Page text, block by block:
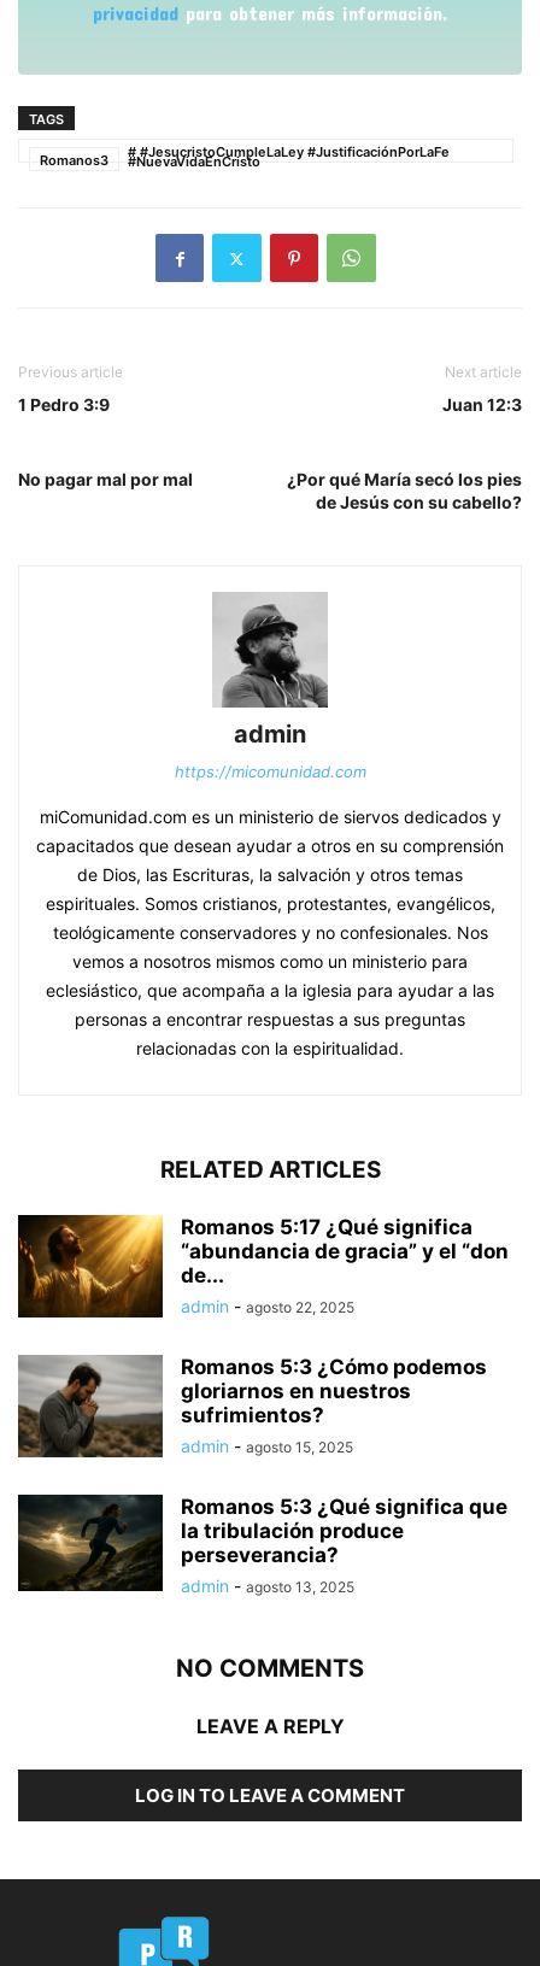
privacidad para obtener más información.
TAGS
#
Romanos3 #JesucristoCumpleLaLey #JustificaciónPorLaFe
#NuevaVidaEnCristo
Previous article
1 Pedro 3:9
No pagar mal por mal
Next article
Juan 12:3
¿Por qué María secó los pies
de Jesús con su cabello?
admin
https://micomunidad.com
miComunidad.com es un ministerio de siervos dedicados y
capacitados que desean ayudar a otros en su comprensión
de Dios, las Escrituras, la salvación y otros temas
espirituales. Somos cristianos, protestantes, evangélicos,
teológicamente conservadores y no confesionales. Nos
vemos a nosotros mismos como un ministerio para
eclesiástico, que acompaña a la iglesia para ayudar a las
personas a encontrar respuestas a sus preguntas
relacionadas con la espiritualidad.
RELATED ARTICLES
Romanos 5:17 ¿Qué significa
“abundancia de gracia” y el “don
de...
admin - agosto 22, 2025
Romanos 5:3 ¿Cómo podemos
gloriarnos en nuestros
sufrimientos?
admin - agosto 15, 2025
Romanos 5:3 ¿Qué significa que
la tribulación produce
perseverancia?
admin - agosto 13, 2025
NO COMMENTS
LEAVE A REPLY
LOG IN TO LEAVE A COMMENT